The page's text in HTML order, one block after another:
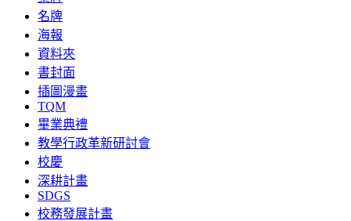
名牌
海報
資料夾
書封面
插圖漫畫
TQM
畢業典禮
教學行政革新研討會
校慶
深耕計畫
SDGS
校務發展計畫